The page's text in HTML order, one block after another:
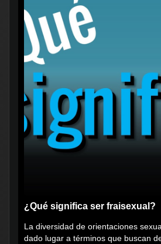
¿Qué significa ser fraisexual?
La diversidad de orientaciones
dado lugar a términos que buscan